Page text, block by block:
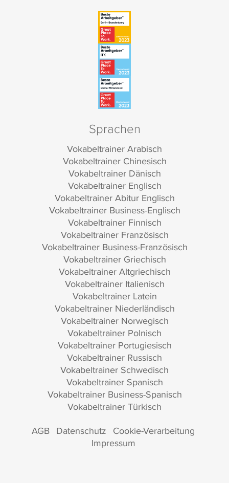
Sprachen
Vokabeltrainer Arabisch
Vokabeltrainer Chinesisch
Vokabeltrainer Dänisch
Vokabeltrainer Englisch
Vokabeltrainer Abitur Englisch
Vokabeltrainer Business-Englisch
Vokabeltrainer Finnisch
Vokabeltrainer Französisch
Vokabeltrainer Business-Französisch
Vokabeltrainer Griechisch
Vokabeltrainer Altgriechisch
Vokabeltrainer Italienisch
Vokabeltrainer Latein
Vokabeltrainer Niederländisch
Vokabeltrainer Norwegisch
Vokabeltrainer Polnisch
Vokabeltrainer Portugiesisch
Vokabeltrainer Russisch
Vokabeltrainer Schwedisch
Vokabeltrainer Spanisch
Vokabeltrainer Business-Spanisch
Vokabeltrainer Türkisch
AGB Datenschutz Cookie-Verarbeitung
Impressum